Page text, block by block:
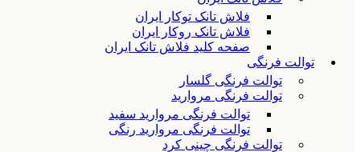
فلاش تانک توکار ایران
فلاش تانک روکار ایران
صفحه کلید فلاش تانک ایران
توالت فرنگی
توالت فرنگی گلسار
توالت فرنگی مروارید
توالت فرنگی مروارید سفید
توالت فرنگی مروارید رنگی
توالت فرنگی چینی کرد